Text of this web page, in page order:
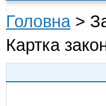
Головна >
Картка